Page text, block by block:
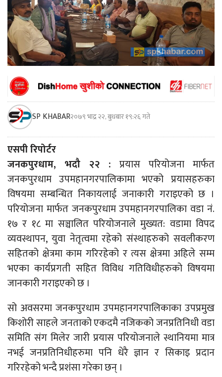
SP KHABAR२०७९ भाद्र २२, बुधबार १९:२६ गते
एसपी रिपोर्टर
जनकपुरधाम, भदौ २२ : प्रयास परियोजना मार्फत
जनकपुरधाम उपमहानगरपालिकामा भएको प्रयासहरुका
विषयमा सम्बन्धित निकायलाई जनाकारी गराइएको छ ।
परियोजना मार्फत जनकपुरधाम उपमहानगरपालिका वडा नं.
१७ र १८ मा सञ्चालित परियोजनाले मुख्यत: वडामा विपद
व्यवस्थापन, युवा नेतृत्वमा रहेको संस्थाहरुको सवलीकरण
सहितको क्षेत्रमा काम गरिरहेको र त्यस क्षेत्रमा अहिले सम्म
भएका कार्यप्रगती सहित विविध गतिविधीहरुको विषयमा
जानकारी गराइएको छ ।
सो अवसरमा जनकपुरधाम उपमहानगरपालिकाका उपप्रमुख
किशोरी साहले जनताको एकदमै नजिकको जनप्रतिनिधी वडा
समिति संग मिलेर जारी प्रयास परियोजनाले स्थानियमा मात्र
नभई जनप्रतिनिधीहरुमा पनि धेरै ज्ञान र सिकाइ प्रदान
गरिरहेको भन्दै प्रशंसा गरेका छन् ।